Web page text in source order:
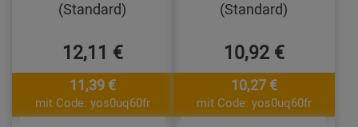
(Standard)
12,11 €
11,39 €
mit Code: yos0uq60fr
(Standard)
10,92 €
10,27 €
mit Code: yos0uq60fr